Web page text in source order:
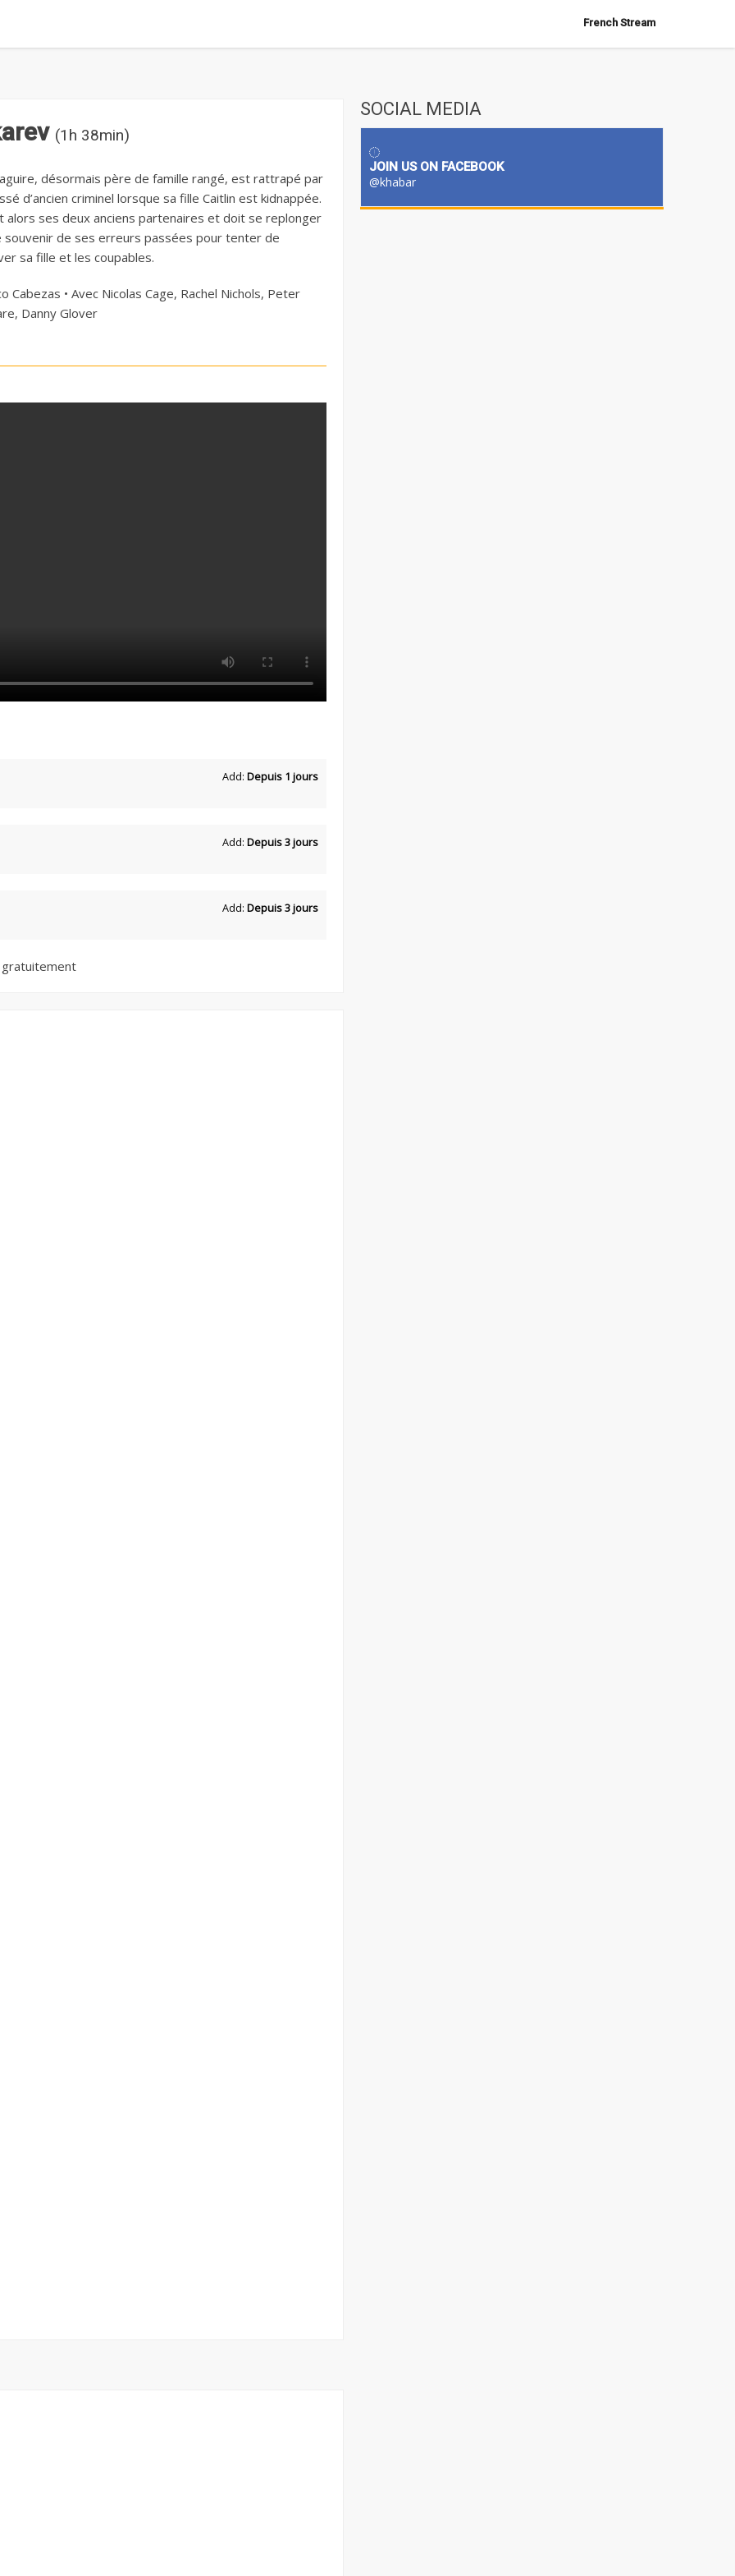
French Stream
(1h 38min)
désormais père de famille rangé, est rattrapé par
d’ancien criminel lorsque sa fille Caitlin est kidnappée.
alors ses deux anciens partenaires et doit se replonger
souvenir de ses erreurs passées pour tenter de
sa fille et les coupables.
Cabezas • Avec Nicolas Cage, Rachel Nichols, Peter
Danny Glover
Add: Depuis 1 jours
Add: Depuis 3 jours
Add: Depuis 3 jours
gratuitement
SOCIAL MEDIA
JOIN US ON FACEBOOK
@khabar